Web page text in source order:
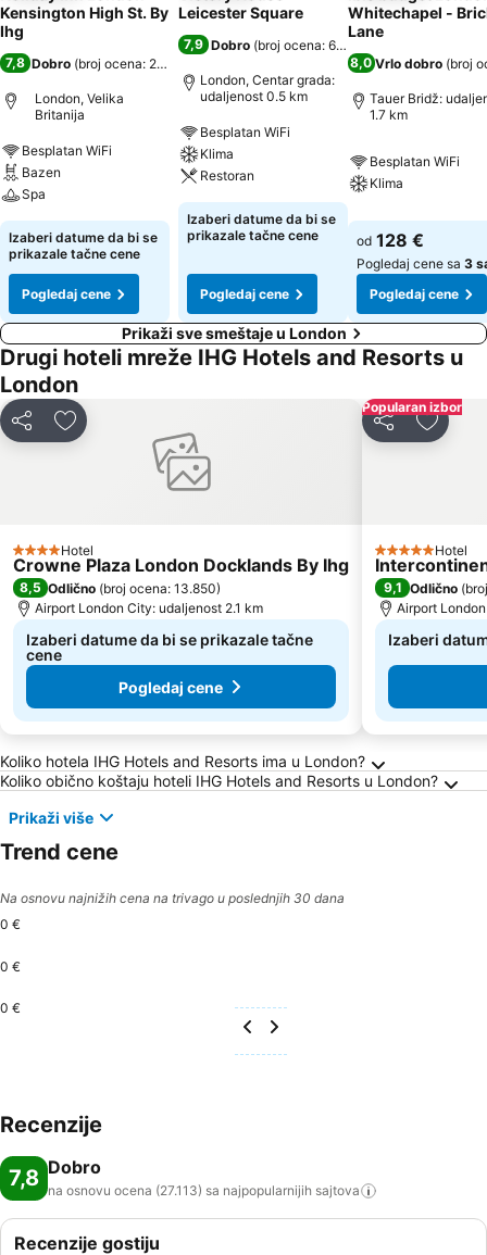
Kensington High St. By
Ihg
7,8 Dobro (broj ocena: 27.113
London, Velika
Britanija
Besplatan WiFi
Bazen
Spa
Izaberi datume da bi se
prikazale tačne cene
Pogledaj cene
Leicester Square
7,9 Dobro (broj ocena: 6.065
London, Centar grada:
udaljenost 0.5 km
Besplatan WiFi
Klima
Restoran
Izaberi datume da bi se
prikazale tačne cene
Pogledaj cene
Whitechapel -
Lane
8,0Vrlo dobro (broj
Tauer Bridž:
1.7 km
Besplatan WiFi
Klima
od 128 €
Pogledaj cene sa 3
Pogledaj cene
Prikaži sve smeštaje u London
Drugi hoteli mreže IHG Hotels and Resorts u
London
Deli Dodati u favorite
4 Zvezdice
Hotel
Crowne Plaza London Docklands By Ihg
8,5 Odlično (broj ocena: 13.850)
Airport London City: udaljenost 2.1 km
Izaberi datume da bi se prikazale tačne
cene
Pogledaj cene
Popularan izbor
Deli Dodati
5 Zvezdice
Hotel
9,1 Odlično (
Airport
Izaberi
Frequently Asked Questions about London
Koliko hotela IHG Hotels and Resorts ima u London?
Koliko obično koštaju hoteli IHG Hotels and Resorts u London?
Prikaži više
Trend cene
Na osnovu najnižih cena na trivago u poslednjih 30 dana
0 €
0 €
0 €
Recenzije
7,8 Dobro
na osnovu ocena (27.113) sa najpopularnijih sajtova
Recenzije gostiju